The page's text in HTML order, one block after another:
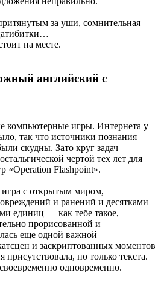
за уши, сомнительная
на месте.
английский с
компьютерные игры. Интернета у
так что источники познания
скудны. Зато круг задач
чертой тех лет для
«Operation Flashpoint».
с открытым миром,
и ранений и десятками
единиц — как тебе такое,
прорисованной и
еще одной важной
и заскриптованных моментов
но только текста.
одновременно.